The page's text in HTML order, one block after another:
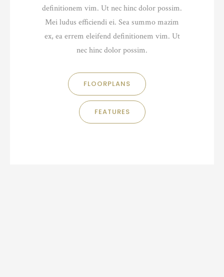
definitionem vim. Ut nec hinc dolor possim.
Mei ludus efficiendi ei. Sea summo mazim
ex, ea errem eleifend definitionem vim. Ut
nec hinc dolor possim.
FLOORPLANS
FEATURES